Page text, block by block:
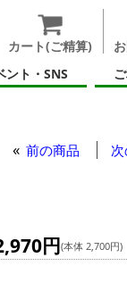
カート(ご精算)
ント・SNS
前の商品
円(本体 2,700円)